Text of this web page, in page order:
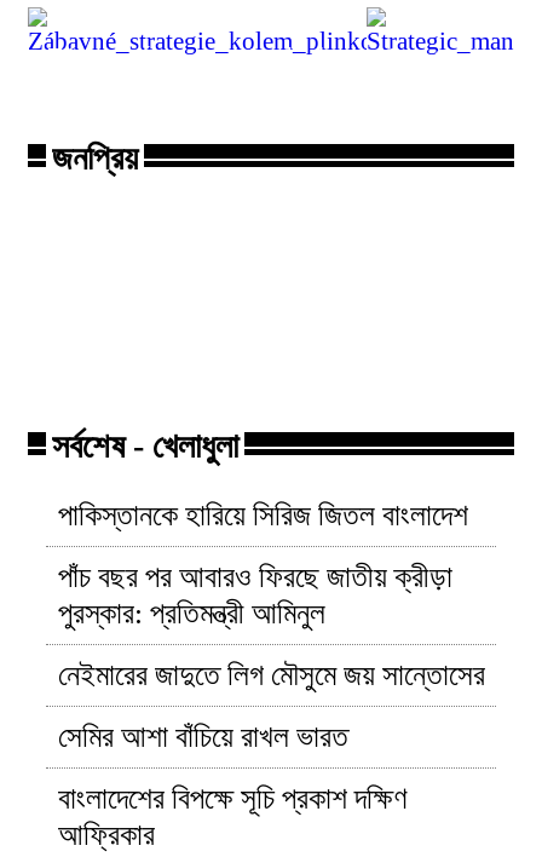
জনপ্রিয়
সর্বশেষ - খেলাধুলা
পাকিস্তানকে হারিয়ে সিরিজ জিতল বাংলাদেশ
পাঁচ বছর পর আবারও ফিরছে জাতীয় ক্রীড়া
পুরস্কার: প্রতিমন্ত্রী আমিনুল
নেইমারের জাদুতে লিগ মৌসুমে জয় সান্তোসের
সেমির আশা বাঁচিয়ে রাখল ভারত
বাংলাদেশের বিপক্ষে সূচি প্রকাশ দক্ষিণ
আফ্রিকার